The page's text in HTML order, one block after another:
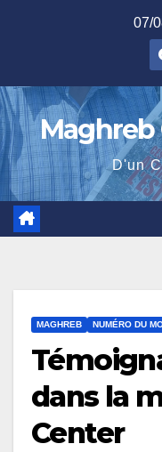
07/
Maghreb
D'un
MAGHREB NUMÉRO DU
dans la
Center